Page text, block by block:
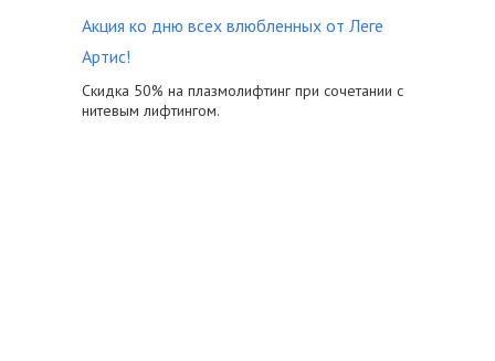
Акция ко дню всех влюбленных от Леге
Артис!
Скидка 50% на плазмолифтинг при сочетании с
нитевым лифтингом.